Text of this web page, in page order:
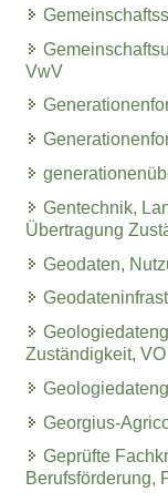
VwV
Gentechnik,
Übertragung
Geodaten,
Zuständigkeit, VO
Georgius-
Geprüfte
Berufsförderung,